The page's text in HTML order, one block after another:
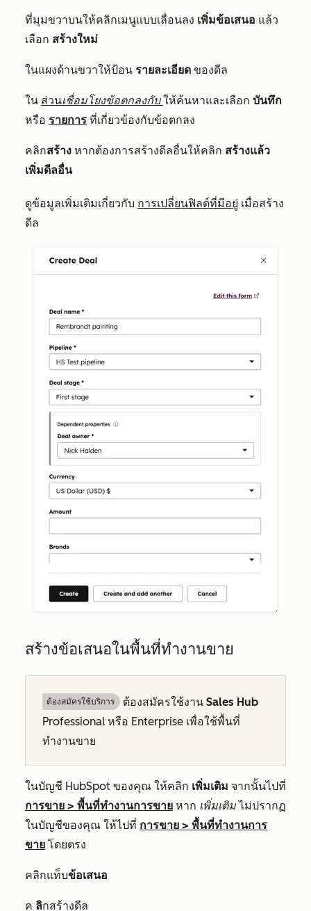
ที่มุมขวาบนให้คลิกเมนูแบบเลื่อนลง เพิ่มข้อเสนอ แล้ว
เลือก สร้างใหม่
ในแผงด้านขวาให้ป้อน รายละเอียด ของดีล
ใน ส่วนเชื่อมโยงข้อตกลงกับ ให้ค้นหาและเลือก บันทึก
หรือ รายการ ที่เกี่ยวข้องกับข้อตกลง
คลิกสร้าง หากต้องการสร้างดีลอื่นให้คลิก สร้างแล้ว
เพิ่มดีลอื่น
ดูข้อมูลเพิ่มเติมเกี่ยวกับ การเปลี่ยนฟิลด์ที่มีอยู่ เมื่อสร้าง
ดีล
สร้างข้อเสนอในพื้นที่ทำงานขาย
ต้องสมัครใช้บริการ ต้องสมัครใช้งาน Sales Hub
Professional หรือ Enterprise เพื่อใช้พื้นที่
ทำงานขาย
ในบัญชี HubSpot ของคุณ ให้คลิก เพิ่มเติม จากนั้นไปที่
การขาย > พื้นที่ทำงานการขาย หาก เพิ่มเติมไม่ปรากฏ
ในบัญชีของคุณ ให้ไปที่ การขาย > พื้นที่ทำงานการ
ขาย โดยตรง
คลิกแท็บข้อเสนอ
ค ลิกสร้างดีล